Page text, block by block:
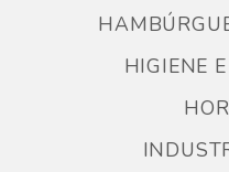
HIGIENE